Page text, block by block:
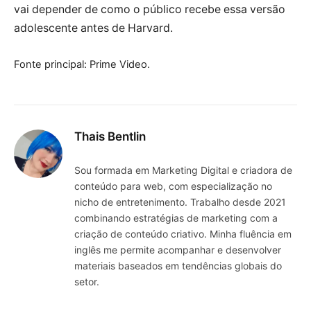
vai depender de como o público recebe essa versão
adolescente antes de Harvard.
Fonte principal: Prime Video.
Thais Bentlin
Sou formada em Marketing Digital e criadora de
conteúdo para web, com especialização no
nicho de entretenimento. Trabalho desde 2021
combinando estratégias de marketing com a
criação de conteúdo criativo. Minha fluência em
inglês me permite acompanhar e desenvolver
materiais baseados em tendências globais do
setor.